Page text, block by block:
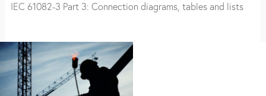
IEC 61082-3 Part 3: Connection diagrams, tables and lists